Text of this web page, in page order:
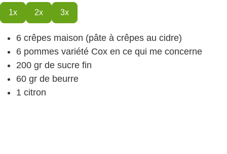
1x 2x 3x
6 crêpes maison (pâte à crêpes au cidre)
6 pommes variété Cox en ce qui me concerne
200 gr de sucre fin
60 gr de beurre
1 citron